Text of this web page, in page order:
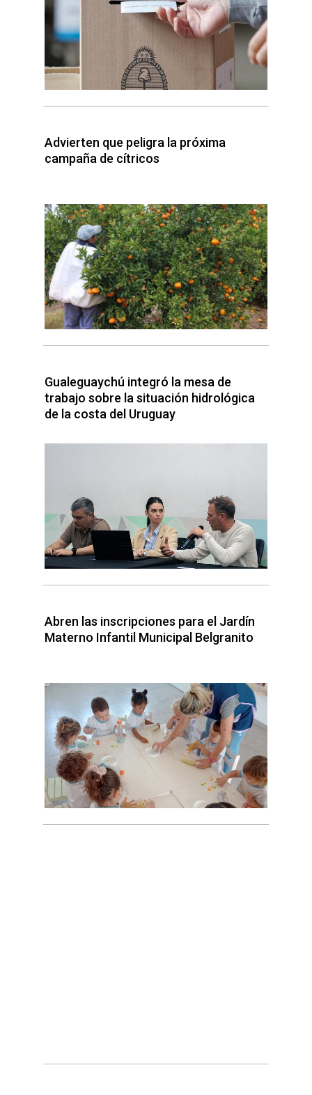
Advierten que peligra la próxima
campaña de cítricos
Gualeguaychú integró la mesa de
trabajo sobre la situación hidrológica
de la costa del Uruguay
Abren las inscripciones para el Jardín
Materno Infantil Municipal Belgranito